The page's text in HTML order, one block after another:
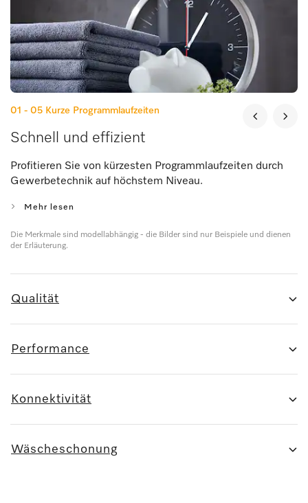
01 - 05 Kurze Programmlaufzeiten
Schnell und effizient
Profitieren Sie von kürzesten Programmlaufzeiten durch
Gewerbetechnik auf höchstem Niveau.
Mehr lesen
Die Merkmale sind modellabhängig - die Bilder sind nur Beispiele und dienen
der Erläuterung.
Qualität
Performance
Konnektivität
Wäscheschonung